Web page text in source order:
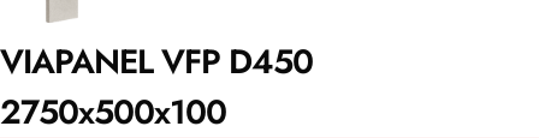
VIAPANEL VFP D450
2750x500x100